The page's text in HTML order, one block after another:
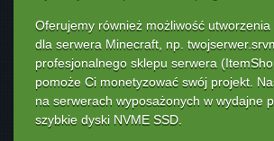
Oferujemy również możliwość utworzenia
dla serwera Minecraft, np.
profesjonalnego sklepu serwera
pomoże Ci monetyzować swój projekt.
na serwerach wyposażonych w wydajne
szybkie dyski NVME SSD.